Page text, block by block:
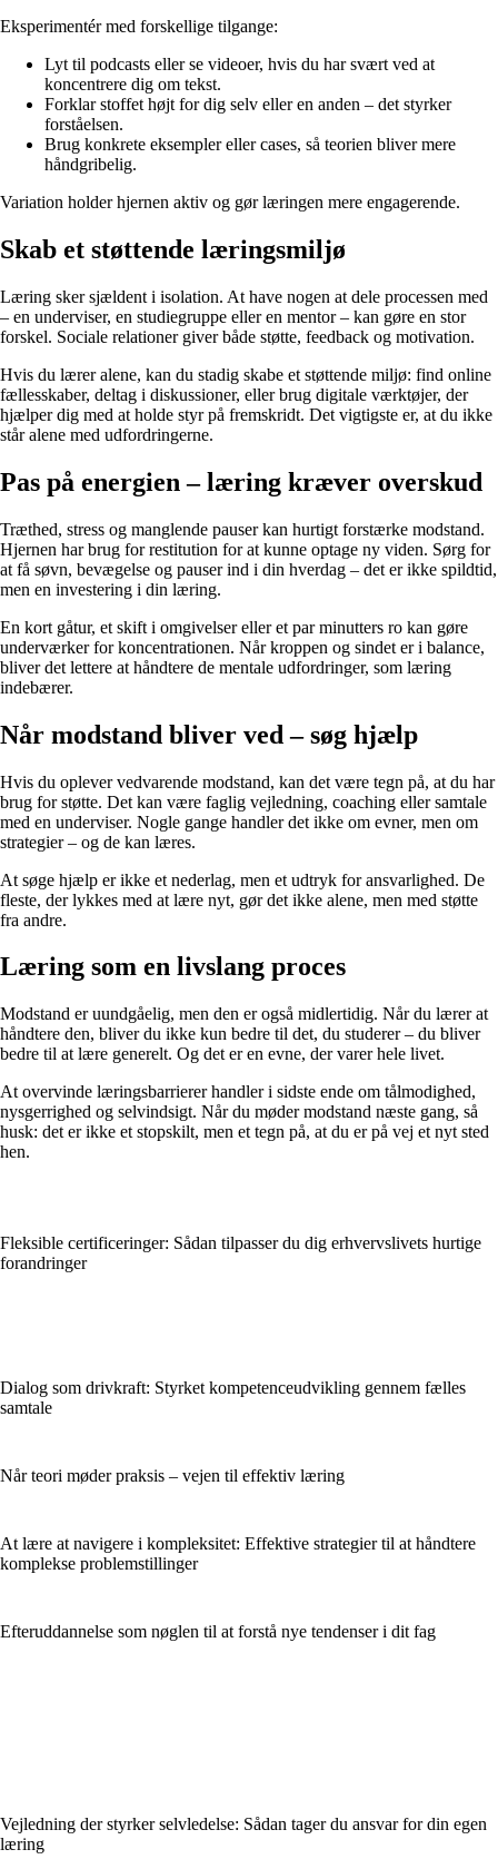
Eksperimentér med forskellige tilgange:
Lyt til podcasts eller se videoer, hvis du har svært ved at
koncentrere dig om tekst.
Forklar stoffet højt for dig selv eller en anden – det styrker
forståelsen.
Brug konkrete eksempler eller cases, så teorien bliver mere
håndgribelig.
Variation holder hjernen aktiv og gør læringen mere engagerende.
Skab et støttende læringsmiljø
Læring sker sjældent i isolation. At have nogen at dele processen med
– en underviser, en studiegruppe eller en mentor – kan gøre en stor
forskel. Sociale relationer giver både støtte, feedback og motivation.
Hvis du lærer alene, kan du stadig skabe et støttende miljø: find online
fællesskaber, deltag i diskussioner, eller brug digitale værktøjer, der
hjælper dig med at holde styr på fremskridt. Det vigtigste er, at du ikke
står alene med udfordringerne.
Pas på energien – læring kræver overskud
Træthed, stress og manglende pauser kan hurtigt forstærke modstand.
Hjernen har brug for restitution for at kunne optage ny viden. Sørg for
at få søvn, bevægelse og pauser ind i din hverdag – det er ikke spildtid,
men en investering i din læring.
En kort gåtur, et skift i omgivelser eller et par minutters ro kan gøre
underværker for koncentrationen. Når kroppen og sindet er i balance,
bliver det lettere at håndtere de mentale udfordringer, som læring
indebærer.
Når modstand bliver ved – søg hjælp
Hvis du oplever vedvarende modstand, kan det være tegn på, at du har
brug for støtte. Det kan være faglig vejledning, coaching eller samtale
med en underviser. Nogle gange handler det ikke om evner, men om
strategier – og de kan læres.
At søge hjælp er ikke et nederlag, men et udtryk for ansvarlighed. De
fleste, der lykkes med at lære nyt, gør det ikke alene, men med støtte
fra andre.
Læring som en livslang proces
Modstand er uundgåelig, men den er også midlertidig. Når du lærer at
håndtere den, bliver du ikke kun bedre til det, du studerer – du bliver
bedre til at lære generelt. Og det er en evne, der varer hele livet.
At overvinde læringsbarrierer handler i sidste ende om tålmodighed,
nysgerrighed og selvindsigt. Når du møder modstand næste gang, så
husk: det er ikke et stopskilt, men et tegn på, at du er på vej et nyt sted
hen.
Fleksible certificeringer: Sådan tilpasser du dig erhvervslivets hurtige
forandringer
Dialog som drivkraft: Styrket kompetenceudvikling gennem fælles
samtale
Når teori møder praksis – vejen til effektiv læring
At lære at navigere i kompleksitet: Effektive strategier til at håndtere
komplekse problemstillinger
Efteruddannelse som nøglen til at forstå nye tendenser i dit fag
Vejledning der styrker selvledelse: Sådan tager du ansvar for din egen
læring